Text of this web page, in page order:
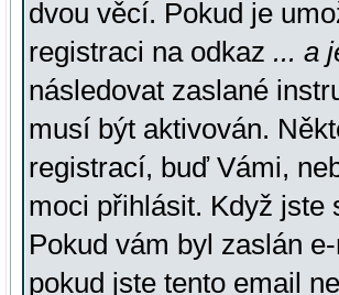
dvou věcí. Pokud je
registraci na odkaz ... a
následovat zaslané
musí být aktivován.
registrací, buď Vámi,
moci přihlásit. Když jste
Pokud vám byl zaslán
pokud jste tento email